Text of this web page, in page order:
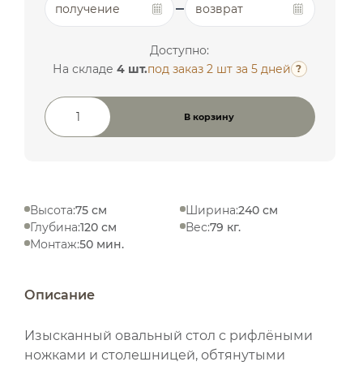
получение возврат
Доступно:
На складе 4 шт.под заказ 2 штза 5 дней ?
Количество товара
В корзину
Высота:75 см Ширина:240 см
Глубина:120 см Вес:79 кг.
Монтаж:50 мин.
Описание
Изысканный овальный стол с рифлёными
ножками и столешницей, обтянутыми